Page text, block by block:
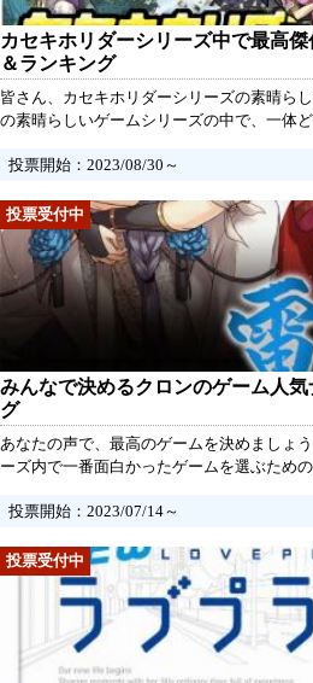
カセキホリダーシリーズ中で最高
＆ランキング
皆さん、カセキホリダーシリーズの素晴ら
の素晴らしいゲームシリーズの中で、一体
る一部となるチャンスです！投票されたら
トとしてシェアしてください。他のファン
投票開始：2023/08/30～
みんなで決めるクロンのゲーム人
グ
あなたの声で、最高のゲームを決めましょ
ーズ内で一番面白かったゲームを選ぶため
す。この結果は、クロンの今後の開発にも
投票開始：2023/07/14～